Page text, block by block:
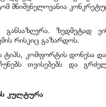
მნიშვნელოვანია
განსაზღვრა. ზედმეტად
რისკიც გაზარდოს.
ტიპს, კომფორტის დონესა და
თვისებებს და
კულტურა